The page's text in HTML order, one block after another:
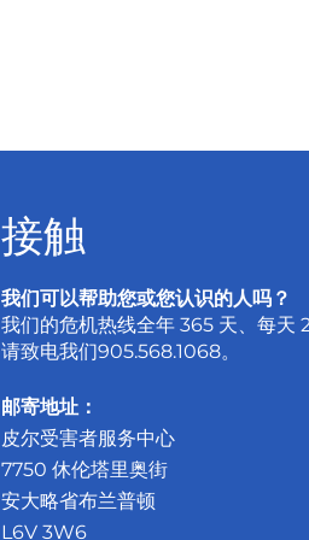
接触
我们可以帮助您或您认识的人吗？
我们的危机热线全年 365 天、每天
请致电我们905.568.1068。
邮寄地址：
皮尔受害者服务中心
7750 休伦塔里奥街
安大略省布兰普顿
L6V 3W6